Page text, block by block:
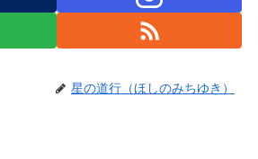
星の道行（ほしのみちゆき）